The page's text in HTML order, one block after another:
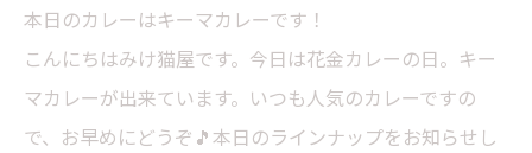
本日のカレーはキーマカレーです！
こんにちはみけ猫屋です。今日は花金カレーの日。キー
マカレーが出来ています。いつも人気のカレーですの
で、お早めにどうぞ🎵本日のラインナップをお知らせし